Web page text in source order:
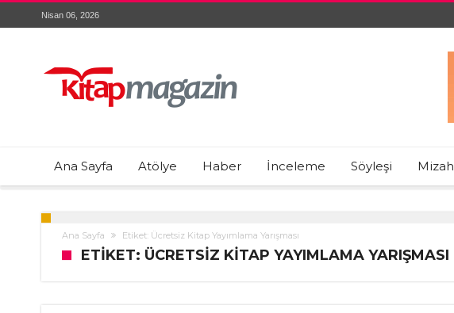
Nisan 06, 2026
Ana Sayfa Atölye Haber İnceleme Söyleşi Mizah
Ana Sayfa Etiket: Ücretsiz Kitap Yayımlama Yarışması
ETIKET: ÜCRETSIZ KITAP YAYIMLAMA YARIŞMASI